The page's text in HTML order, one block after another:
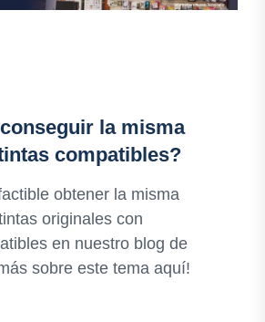
la misma
compatibles?
obtener la misma
originales con
en nuestro blog de
sobre este tema aquí!